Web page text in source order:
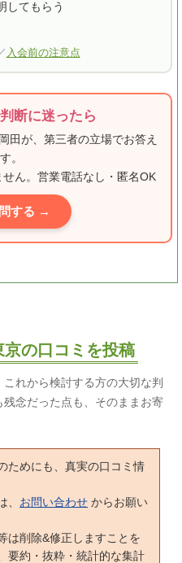
してもらう
入会前の注意点
断に迷ったら
田が、第三者の立場でお答え
。
ん。営業電話なし・匿名OK
する →
の口コミを投稿
れから検討する方の大切な判
念だった点も、そのままお寄
ためにも、真実の口コミ情
、 お問い合わせ からお願い
は削除&修正しますことを
要約・抜粋・統計的な集計